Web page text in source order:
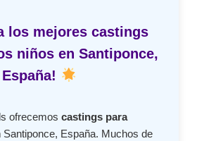
los mejores castings
niños en Santiponce,
España!
ofrecemoscastings para
Santiponce, España. Muchos de